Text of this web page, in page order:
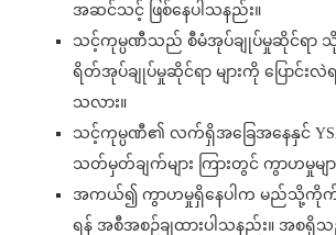
အဆင်သင့် ဖြစ်နေပါသနည်း။
သင့်ကုမ္ပဏီသည် စီမံအုပ်ချုပ်မှုဆိုင်ရာ
ရိတ်အုပ်ချုပ်မှုဆိုင်ရာ များကို ပြောင်းလဲ
သလား။
သင့်ကုမ္ပဏီ၏ လက်ရှိအခြေအနေနှင်
သတ်မှတ်ချက်များ ကြားတွင် ကွာဟမှုမျာ
အကယ်၍ ကွာဟမှုရှိနေပါက မည်သို့ကို
ရန် အစီအစဉ်ချထားပါသနည်း။ အစ